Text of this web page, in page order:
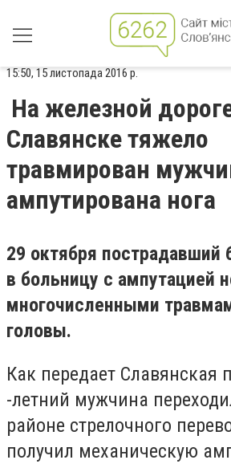
15:50, 15 листопада 2016 р.
На железной
Славянске тяжело
травмирован
ампутирована нога
29 октября пострадавший
в больницу с ампутацией
многочисленными
головы.
Как передает Славянская
-летний мужчина
районе стрелочного
получил механическую